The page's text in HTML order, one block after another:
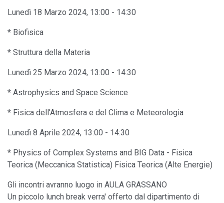
Lunedì 18 Marzo 2024, 13:00 - 14:30
* Biofisica
* Struttura della Materia
Lunedì 25 Marzo 2024, 13:00 - 14:30
* Astrophysics and Space Science
* Fisica dell’Atmosfera e del Clima e Meteorologia
Lunedì 8 Aprile 2024, 13:00 - 14:30
* Physics of Complex Systems and BIG Data - Fisica
Teorica (Meccanica Statistica) Fisica Teorica (Alte Energie)
Gli incontri avranno luogo in AULA GRASSANO
Un piccolo lunch break verra' offerto dal dipartimento di